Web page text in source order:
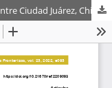
El comercio transfronterizo al menudeo entre Ciudad Juárez, Chihuahua y El Paso, Texas